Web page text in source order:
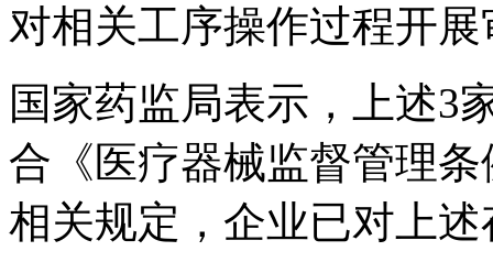
对相关工序操作过程开展
国家药监局表示，上述3
合《医疗器械监督管理
相关规定，企业已对上